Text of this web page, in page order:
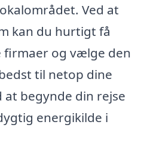
Ved at
kan du hurtigt få
firmaer og vælge den
til netop dine
at begynde din rejse
energikilde i